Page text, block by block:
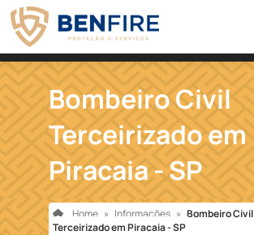
Bombeiro Civil
Terceirizado em
Piracaia - SP
Home » Informações » Bombeiro Civil
Terceirizado em Piracaia - SP